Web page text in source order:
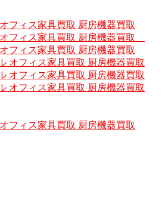
フィス家具買取 厨房機器買取
フィス家具買取 厨房機器買取
フィス家具買取 厨房機器買取
オフィス家具買取 厨房機器買取
オフィス家具買取 厨房機器買取
オフィス家具買取 厨房機器買取
フィス家具買取 厨房機器買取